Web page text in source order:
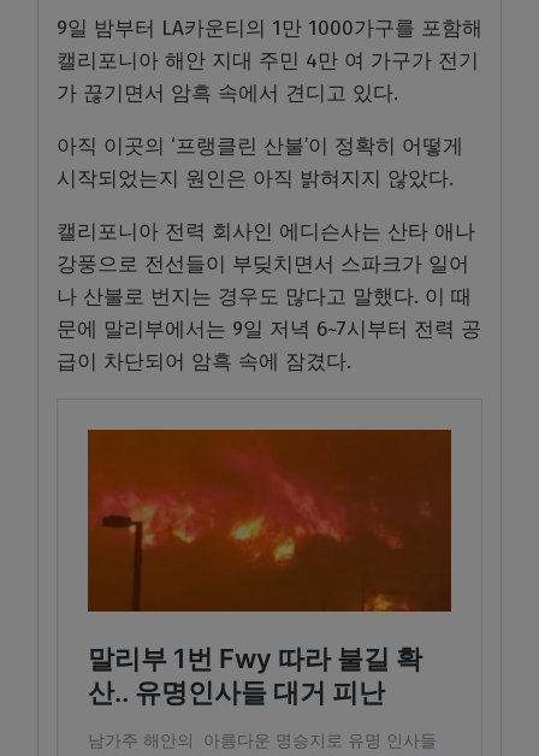
9일 밤부터 LA카운티의 1만 1000가구를 포함해
캘리포니아 해안 지대 주민 4만 여 가구가 전기
가 끊기면서 암흑 속에서 견디고 있다.
아직 이곳의 ‘프랭클린 산불’이 정확히 어떻게
시작되었는지 원인은 아직 밝혀지지 않았다.
캘리포니아 전력 회사인 에디슨사는 산타 애나
강풍으로 전선들이 부딪치면서 스파크가 일어
나 산불로 번지는 경우도 많다고 말했다. 이 때
문에 말리부에서는 9일 저녁 6~7시부터 전력 공
급이 차단되어 암흑 속에 잠겼다.